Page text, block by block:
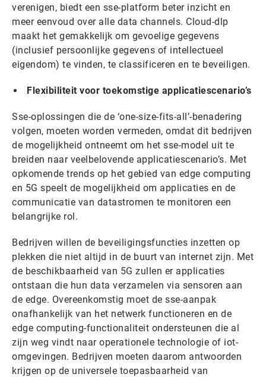
verenigen, biedt een sse-platform beter inzicht en
meer eenvoud over alle data channels. Cloud-dlp
maakt het gemakkelijk om gevoelige gegevens
(inclusief persoonlijke gegevens of intellectueel
eigendom) te vinden, te classificeren en te beveiligen.
Flexibiliteit voor toekomstige applicatiescenario’s
Sse-oplossingen die de ‘one-size-fits-all’-benadering
volgen, moeten worden vermeden, omdat dit bedrijven
de mogelijkheid ontneemt om het sse-model uit te
breiden naar veelbelovende applicatiescenario’s. Met
opkomende trends op het gebied van edge computing
en 5G speelt de mogelijkheid om applicaties en de
communicatie van datastromen te monitoren een
belangrijke rol.
Bedrijven willen de beveiligingsfuncties inzetten op
plekken die niet altijd in de buurt van internet zijn. Met
de beschikbaarheid van 5G zullen er applicaties
ontstaan ​​die hun data verzamelen via sensoren aan
de edge. Overeenkomstig moet de sse-aanpak
onafhankelijk van het netwerk functioneren en de
edge computing-functionaliteit ondersteunen die al
zijn weg vindt naar operationele technologie of iot-
omgevingen. Bedrijven moeten daarom antwoorden
krijgen op de universele toepasbaarheid van